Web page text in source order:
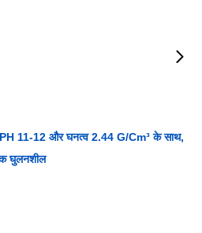
PH 11-12 और घनत्व 2.44 G/cm³ के साथ,
घुलनशील